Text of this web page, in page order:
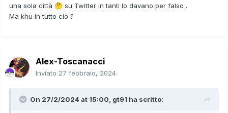
una sola città 🤔 su Twitter in tanti lo davano per falso .
Ma khu in tutto ciò ?
Alex-Toscanacci
Inviato 27 febbraio, 2024
On 27/2/2024 at 15:00, gt91 ha scritto: